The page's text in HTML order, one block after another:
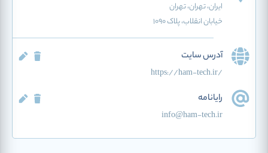
ایران، تهران، تهران
خیابان انقلاب، پلاک 1090
آدرس سایت
https://ham-tech.ir/
رایانامه
info@ham-tech.ir